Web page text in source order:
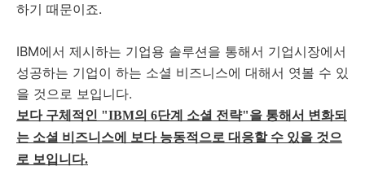
하기 때문이죠.
IBM에서 제시하는 기업용 솔루션을 통해서 기업시장에서
성공하는 기업이 하는 소셜 비즈니스에 대해서 엿볼 수 있
을 것으로 보입니다.
보다 구체적인 "IBM의 6단계 소셜 전략"을 통해서 변화되
는 소셜 비즈니스에 보다 능동적으로 대응할 수 있을 것으
로 보입니다.